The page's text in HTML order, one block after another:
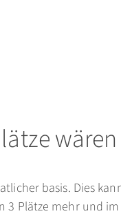
basis. Dies
3 Plätze mehr und